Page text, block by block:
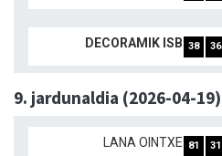
DECORAMIK ISB 38 36
9. jardunaldia (2026-04-19)
LANA OINTXE 81 31